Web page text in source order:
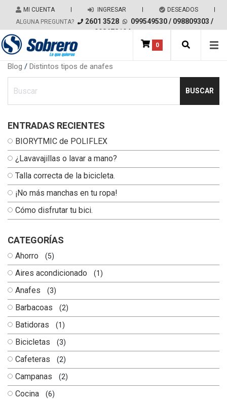
MI CUENTA | INGRESAR | DESEADOS |
ALGUNA PREGUNTA? 2601 3528 099549530/ 098809303 /
098678194
Salir del contenido
Main Navigation 0
Blog / Distintos tipos de anafes
ENTRADAS RECIENTES
BIORYTMIC de POLIFLEX
¿Lavavajillas o lavar a mano?
Talla correcta de la bicicleta.
¡No más manchas en tu ropa!
Cómo disfrutar tu bici.
CATEGORÍAS
Ahorro (5)
Aires acondicionado (1)
Anafes (3)
Barbacoas (2)
Batidoras (1)
Bicicletas (3)
Cafeteras (2)
Campanas (2)
Cocina (6)